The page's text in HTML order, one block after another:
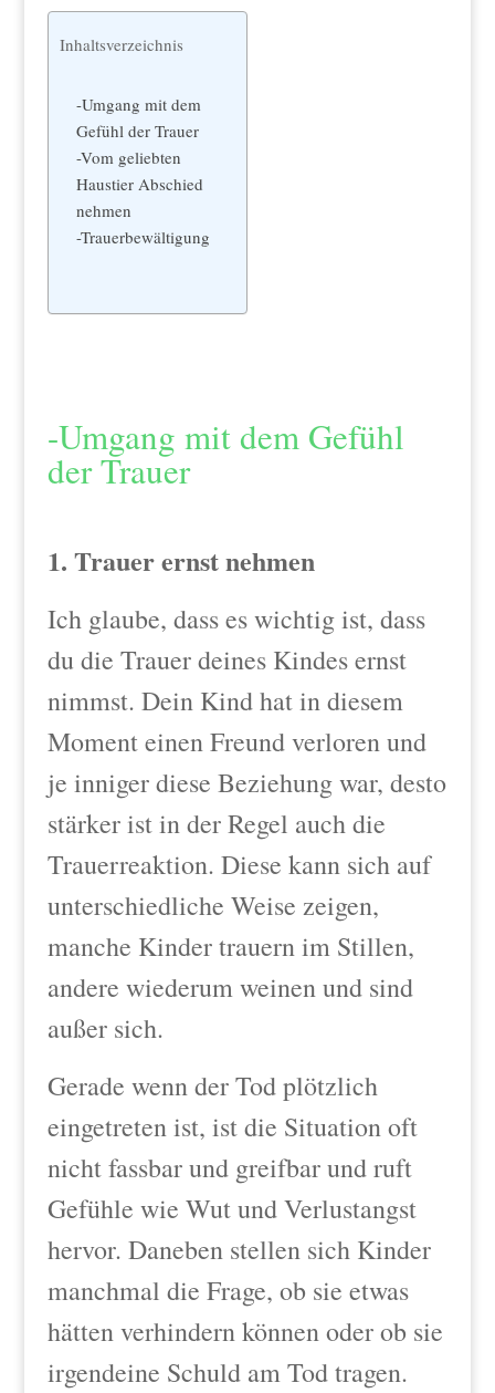
Inhaltsverzeichnis
-Umgang mit dem
Gefühl der Trauer
-Vom geliebten
Haustier Abschied
nehmen
-Trauerbewältigung
-Umgang mit dem Gefühl
der Trauer
1. Trauer ernst nehmen
Ich glaube, dass es wichtig ist, dass
du die Trauer deines Kindes ernst
nimmst. Dein Kind hat in diesem
Moment einen Freund verloren und
je inniger diese Beziehung war, desto
stärker ist in der Regel auch die
Trauerreaktion. Diese kann sich auf
unterschiedliche Weise zeigen,
manche Kinder trauern im Stillen,
andere wiederum weinen und sind
außer sich.
Gerade wenn der Tod plötzlich
eingetreten ist, ist die Situation oft
nicht fassbar und greifbar und ruft
Gefühle wie Wut und Verlustangst
hervor. Daneben stellen sich Kinder
manchmal die Frage, ob sie etwas
hätten verhindern können oder ob sie
irgendeine Schuld am Tod tragen.